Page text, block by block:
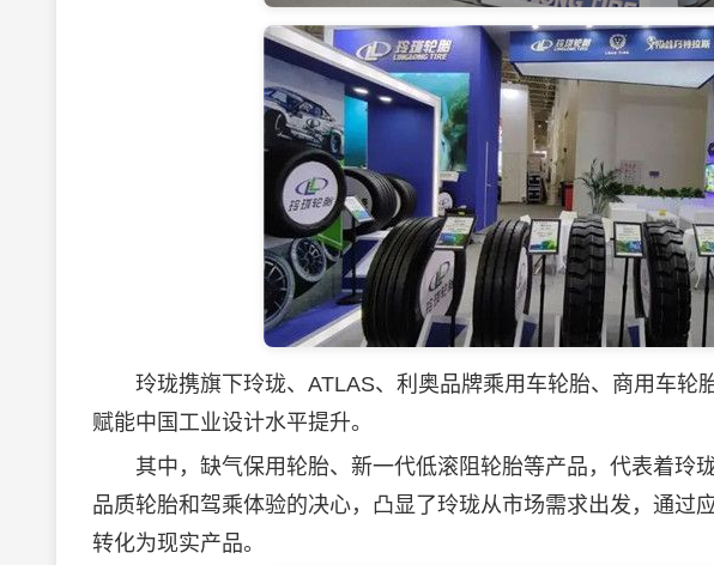
玲珑携旗下玲珑、ATLAS、利奥品牌乘用车轮胎、商用车轮
赋能中国工业设计水平提升。
其中，缺气保用轮胎、新一代低滚阻轮胎等产品，代表着玲
品质轮胎和驾乘体验的决心，凸显了玲珑从市场需求出发，通过
转化为现实产品。